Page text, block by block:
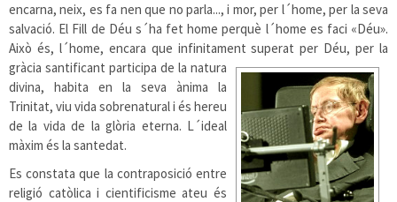
encarna, neix, es fa nen que no parla..., i mor, per l´home, per la seva
salvació. El Fill de Déu s´ha fet home perquè l´home es faci «Déu».
Això és, l´home, encara que infinitament superat per Déu, per la
gràcia santificant participa de la natura
divina, habita en la seva ànima la
Trinitat, viu vida sobrenatural i és hereu
de la vida de la glòria eterna. L´ideal
màxim és la santedat.
Es constata que la contraposició entre
religió catòlica i cientificisme ateu és